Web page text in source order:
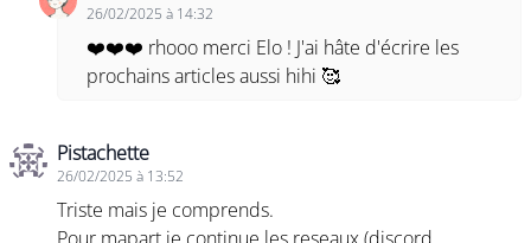
26/02/2025 à 14:32
❤️❤️❤️ rhooo merci Elo ! J'ai hâte d'écrire les
prochains articles aussi hihi 🥰
Pistachette
26/02/2025 à 13:52
Triste mais je comprends.